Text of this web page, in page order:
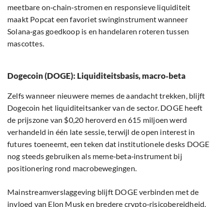
meetbare on‑chain‑stromen en responsieve liquiditeit
maakt Popcat een favoriet swinginstrument wanneer
Solana‑gas goedkoop is en handelaren roteren tussen
mascottes.
Dogecoin (DOGE): Liquiditeitsbasis, macro‑beta
Zelfs wanneer nieuwere memes de aandacht trekken, blijft
Dogecoin het liquiditeitsanker van de sector. DOGE heeft
de prijszone van $0,20 heroverd en 615 miljoen werd
verhandeld in één late sessie, terwijl de open interest in
futures toeneemt, een teken dat institutionele desks DOGE
nog steeds gebruiken als meme‑beta‑instrument bij
positionering rond macrobewegingen.
Mainstreamverslaggeving blijft DOGE verbinden met de
invloed van Elon Musk en bredere crypto‑risicobereidheid.